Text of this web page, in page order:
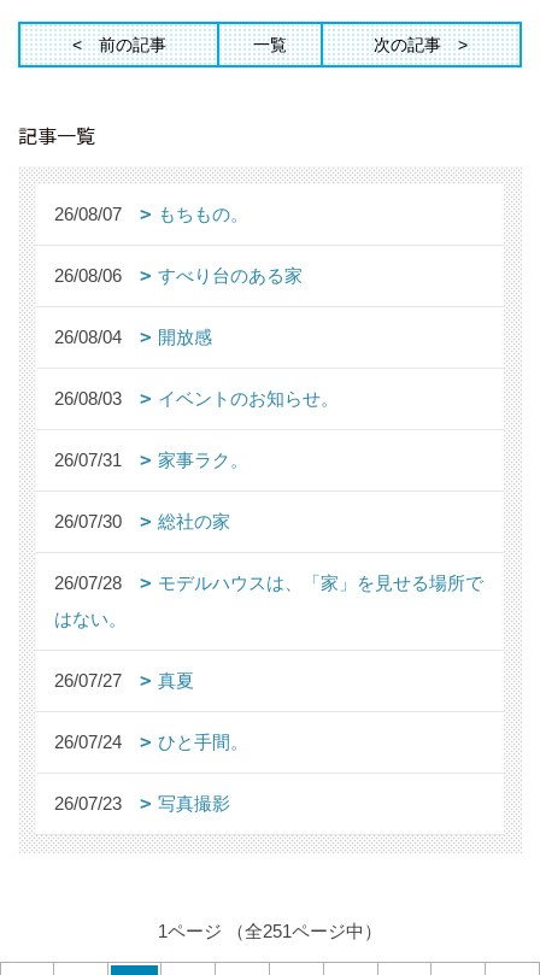
前の記事 一覧 次の記事
記事一覧
26/08/07 もちもの。
26/08/06 すべり台のある家
26/08/04 開放感
26/08/03 イベントのお知らせ。
26/07/31 家事ラク。
26/07/30 総社の家
26/07/28
モデルハウスは、「家」を見せる場所で
はない。
26/07/27 真夏
26/07/24 ひと手間。
26/07/23 写真撮影
1ページ （全251ページ中）